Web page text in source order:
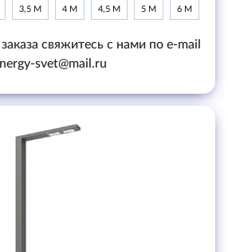
3,5 М 4 М 4,5 М 5 М 6 М
свяжитесь с нами по e-mail
svet@mail.ru